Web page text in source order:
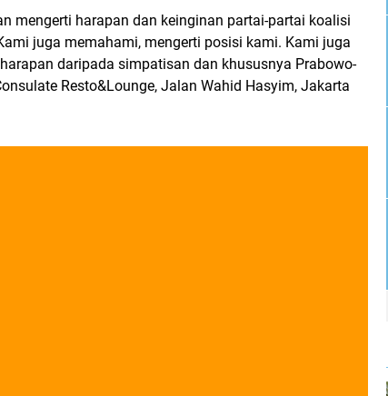
mengerti harapan dan keinginan partai-partai koalisi
juga memahami, mengerti posisi kami. Kami juga
daripada simpatisan dan khususnya Prabowo-
Resto&Lounge, Jalan Wahid Hasyim, Jakarta